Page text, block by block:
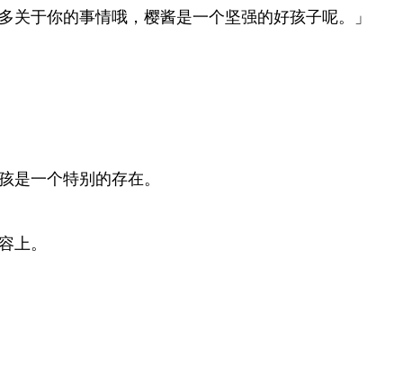
你的事情哦，樱酱是一个坚强的好孩子呢。」
一个特别的存在。
上。